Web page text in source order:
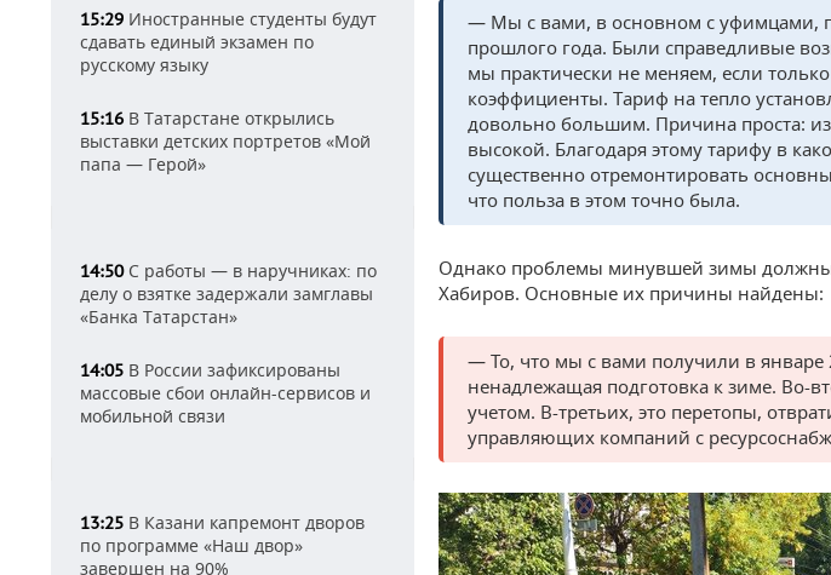
15:29 Иностранные студенты будут
сдавать единый экзамен по
русскому языку
15:16 В Татарстане открылись
выставки детских портретов «Мой
папа — Герой»
14:50С работы — в наручниках: по
делу о взятке задержали замглавы
«Банка Татарстан»
14:05 В России зафиксированы
массовые сбои онлайн-сервисов и
мобильной связи
13:25 В Казани капремонт дворов
по программе «Наш двор»
завершен на 90%
— Мы с вами, в основном с уфимцами,
прошлого года. Были справедливые
мы практически не меняем, если
коэффициенты. Тариф на тепло
довольно большим. Причина проста:
высокой. Благодаря этому тарифу в
существенно отремонтировать
что польза в этом точно была.
Однако проблемы минувшей зимы должны
Хабиров. Основные их причины найдены:
— То, что мы с вами получили в январе
ненадлежащая подготовка к зиме. Во-
учетом. В-третьих, это перетопы,
управляющих компаний с